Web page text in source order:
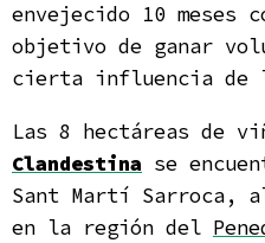
envejecido 10
objetivo de ganar
cierta influencia de
Las 8 hectáreas de
Clandestina se
Sant Martí Sarroca,
​​en la región del